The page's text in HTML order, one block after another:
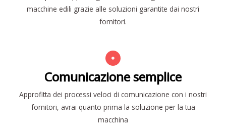
macchine edili grazie alle soluzioni garantite dai nostri
fornitori.
Comunicazione semplice
Approfitta dei processi veloci di comunicazione con i nostri
fornitori, avrai quanto prima la soluzione per la tua
macchina